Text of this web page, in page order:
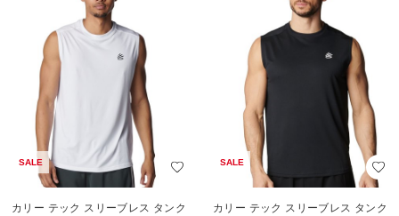
SALE
カリー テック スリーブレス タンク
SALE
カリー テック スリーブレス タンク